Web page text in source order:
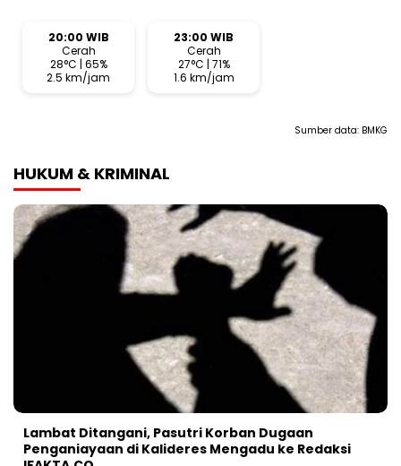
20:00 WIB
Cerah
28°C | 65%
2.5 km/jam
23:00 WIB
Cerah
27°C | 71%
1.6 km/jam
Sumber data: BMKG
HUKUM & KRIMINAL
Lambat Ditangani, Pasutri Korban Dugaan
Penganiayaan di Kalideres Mengadu ke Redaksi